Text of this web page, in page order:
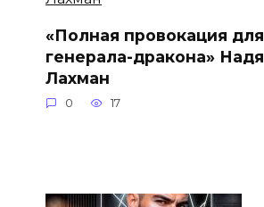
«Полная провокация для
генерала-дракона» Надя
Лахман
0 17